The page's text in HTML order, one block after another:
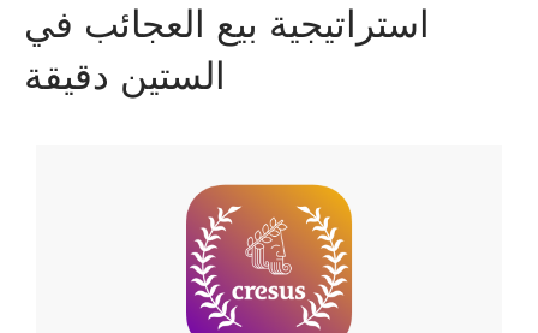
استراتيجية بيع العجائب في
الستين دقيقة